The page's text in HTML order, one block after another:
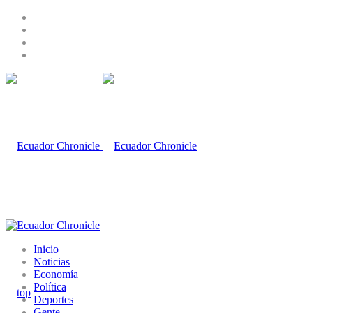
Inicio
Noticias
Economía
Política
Deportes